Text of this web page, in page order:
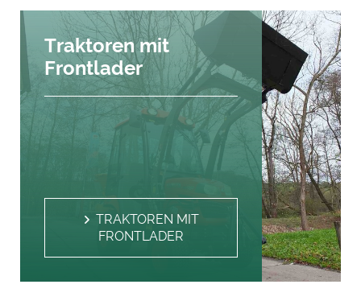
Traktoren mit
Frontlader
TRAKTOREN MIT
FRONTLADER